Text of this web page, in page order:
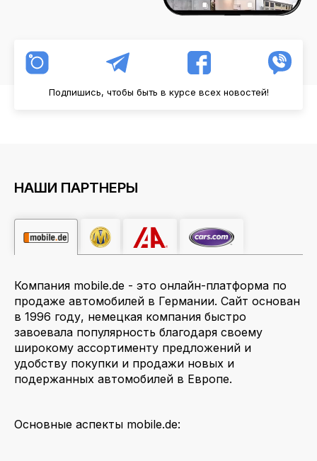
Подпишись, чтобы быть в курсе всех новостей!
НАШИ ПАРТНЕРЫ
Компания mobile.de - это онлайн-платформа по
продаже автомобилей в Германии. Сайт основан
в 1996 году, немецкая компания быстро
завоевала популярность благодаря своему
широкому ассортименту предложений и
удобству покупки и продажи новых и
подержанных автомобилей в Европе.
Основные аспекты mobile.de: